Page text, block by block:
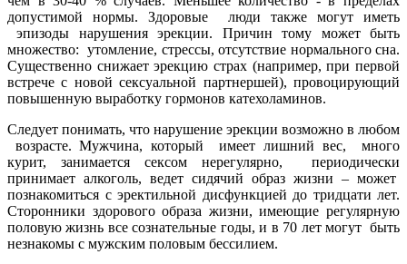
допустимой нормы. Здоровые люди также могут иметь
эпизоды нарушения эрекции. Причин тому может быть
множество: утомление, стрессы, отсутствие нормального сна.
Существенно снижает эрекцию страх (например, при первой
встрече с новой сексуальной партнершей), провоцирующий
повышенную выработку гормонов катехоламинов.
Следует понимать, что нарушение эрекции возможно в любом
возрасте. Мужчина, который имеет лишний вес, много
курит, занимается сексом нерегулярно, периодически
принимает алкоголь, ведет сидячий образ жизни – может
познакомиться с эректильной дисфункцией до тридцати лет.
Сторонники здорового образа жизни, имеющие регулярную
половую жизнь все сознательные годы, и в 70 лет могут быть
незнакомы с мужским половым бессилием.